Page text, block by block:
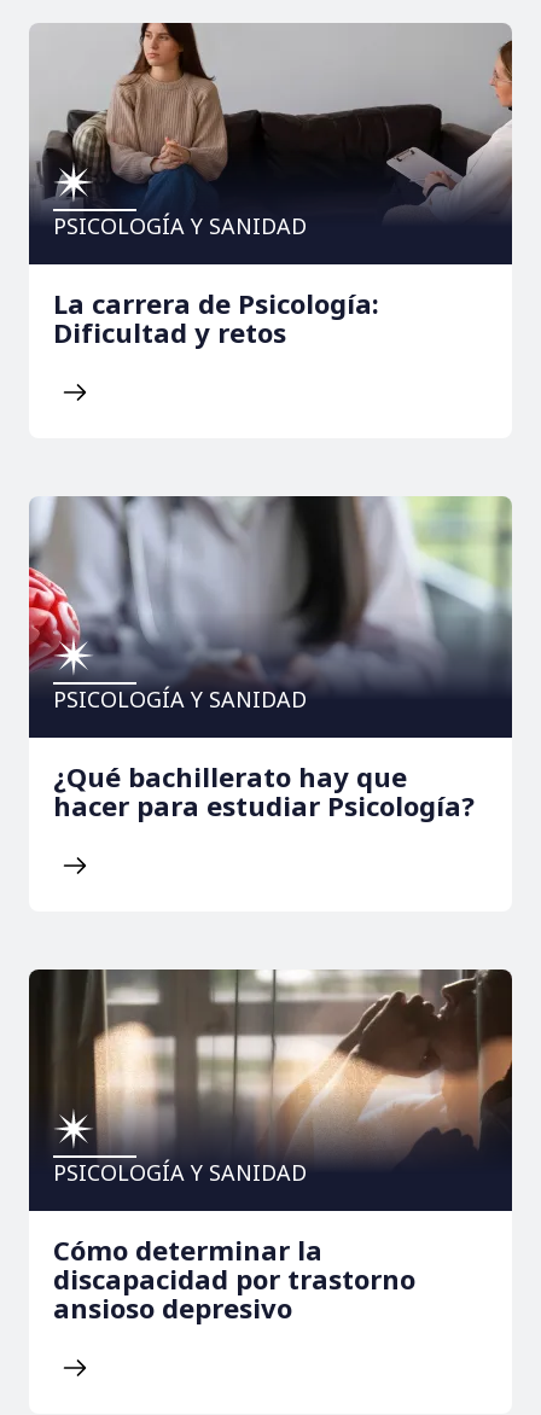
PSICOLOGÍA Y SANIDAD
La carrera de Psicología:
Dificultad y retos
PSICOLOGÍA Y SANIDAD
¿Qué bachillerato hay que
hacer para estudiar Psicología?
PSICOLOGÍA Y SANIDAD
Cómo determinar la
discapacidad por trastorno
ansioso depresivo